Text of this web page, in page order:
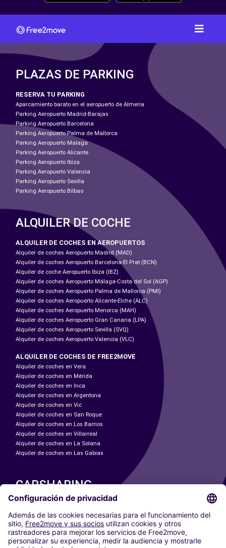
PLAZAS DE PARKING
RESERVA TU PARKING
Aparcamiento barato en el aeropuerto de Almeria
Parking Aeropuerto Madrid-Barajas
Parking Aeropuerto Barcelona
Parking Aeropuerto Palma de Mallorca
Parking Aeropuerto Malaga
Parking Aeropuerto Alicante
Parking Aeropuerto Ibiza
Parking Aeropuerto Valencia
Parking Aeropuerto Sevilla
Parking Aeropuerto Bilbao
ALQUILER DE COCHE
ALQUILER DE COCHES EN AEROPUERTOS
Alquiler de coches Aeropuerto Madrid (MAD)
Alquiler de coches Aeropuerto Barcelona-El Prat (BCN)
Alquiler de coche Aeropuerto Ibiza (IBZ)
Alquiler de coches Aeropuerto Málaga-Costa del Sol (AGP)
Alquiler de coches Aeropuerto Palma de Mallorca (PMI)
Alquiler de coches Aeropuerto Alicante-Elche (ALC)
Alquiler de coches Aeropuerto Menorca (MAH)
Alquiler de coches Aeropuerto Gran Canaria (LPA)
Alquiler de coches Aeropuerto Sevilla (SVQ)
Alquiler de coches Aeropuerto Valencia (VLC)
ALQUILER DE COCHES DE FREE2MOVE
Alquiler de coches en Vera
Alquiler de coches en Mérida
Alquiler de coches en Inca
Alquiler de coches en Argentona
Alquiler de coches en Vic
Alquiler de coches en San Roque
Alquiler de coches en Los Barrios
Alquiler de coches en Villarreal
Alquiler de coches en La Solana
Alquiler de coches en Las Gabias
CARSHARING
NUESTRAS CIUDADES
Paris
Madrid
Washington DC
Milán